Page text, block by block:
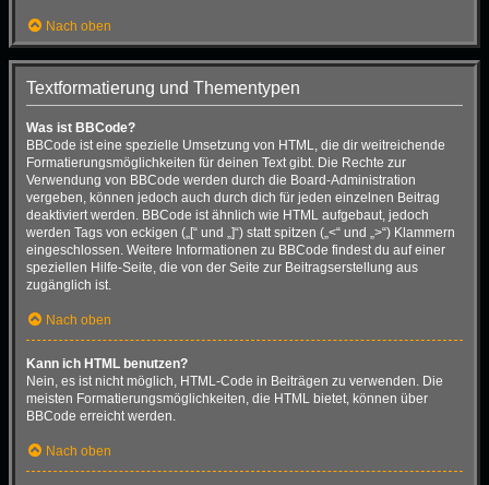
Nach oben
Textformatierung und Thementypen
Was ist BBCode?
BBCode ist eine spezielle Umsetzung von HTML, die dir weitreichende
Formatierungsmöglichkeiten für deinen Text gibt. Die Rechte zur
Verwendung von BBCode werden durch die Board-Administration
vergeben, können jedoch auch durch dich für jeden einzelnen Beitrag
deaktiviert werden. BBCode ist ähnlich wie HTML aufgebaut, jedoch
werden Tags von eckigen („[“ und „]“) statt spitzen („<“ und „>“) Klammern
eingeschlossen. Weitere Informationen zu BBCode findest du auf einer
speziellen Hilfe-Seite, die von der Seite zur Beitragserstellung aus
zugänglich ist.
Nach oben
Kann ich HTML benutzen?
Nein, es ist nicht möglich, HTML-Code in Beiträgen zu verwenden. Die
meisten Formatierungsmöglichkeiten, die HTML bietet, können über
BBCode erreicht werden.
Nach oben